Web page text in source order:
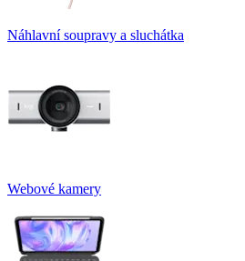
Náhlavní soupravy a sluchátka
Webové kamery